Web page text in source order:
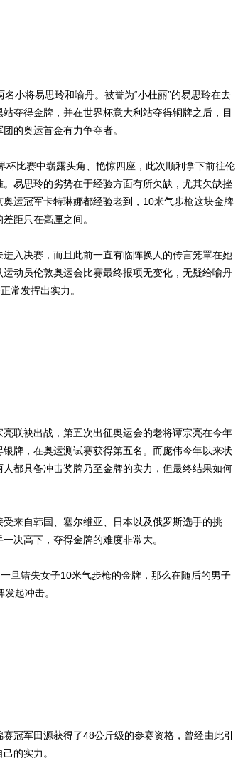
将易思玲和喻丹。被誉为“小杜丽”的易思玲在去
夺得金牌，并在世界杯意大利站夺得铜牌之后，目
的奥运首金有力争夺者。
比赛中崭露头角、艳惊四座，此次顺利拿下前往伦
易思玲的劣势在于经验方面有所欠缺，尤其欠缺挫
运冠军卡特琳娜都经验老到，10米气步枪这块金牌
距只在毫厘之间。
决赛，而且此前一直有临阵换人的传言笼罩在她
动员伦敦奥运会比赛最终报项无变化，无疑给喻丹
常发挥出实力。
袂出战，第五次出征奥运会的老将谭宗亮在今年
牌，在奥运测试赛获得第五名。而庞伟今年以来状
都具备冲击奖牌乃至金牌的实力，但最终结果如何
自韩国、塞尔维亚、日本以及俄罗斯选手的挑
决高下，夺得金牌的难度非常大。
错失女子10米气步枪的金牌，那么在随后的男子
起冲击。
军田源获得了48公斤级的参赛资格，曾经由此引
的实力。